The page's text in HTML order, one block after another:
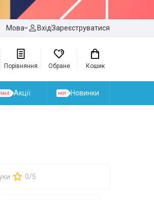
Мова ВхідЗареєструватися
Порівняння Обране Кошик
Акції Новинки
0/5